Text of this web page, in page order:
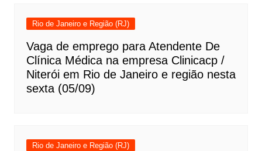
Rio de Janeiro e Região (RJ)
Vaga de emprego para Atendente De
Clínica Médica na empresa Clinicacp /
Niterói em Rio de Janeiro e região nesta
sexta (05/09)
Rio de Janeiro e Região (RJ)